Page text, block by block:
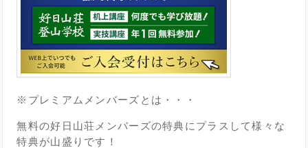
※プレミアムメンバーズとは・・・
無料の好日山荘メンバーズの特典にプラスして様々な
特典が山盛りです！